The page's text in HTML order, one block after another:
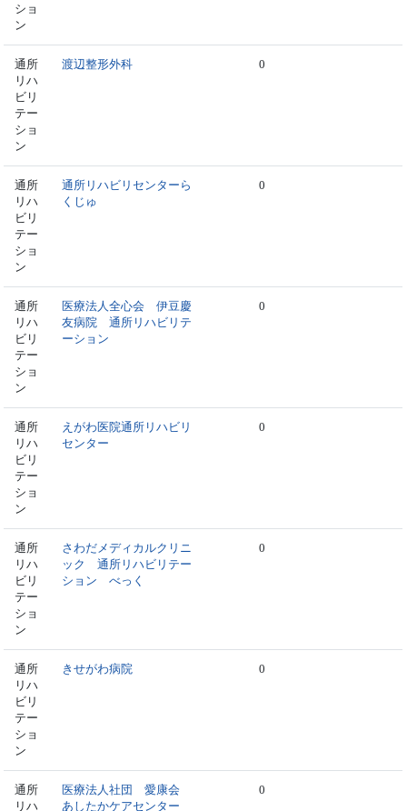
ショ
ン
通所
リハ
ビリ
テー
ショ
ン
渡辺整形外科 0
通所
リハ
ビリ
テー
ショ
ン
通所リハビリセンターら
くじゅ
0
通所
リハ
ビリ
テー
ショ
ン
医療法人全心会 伊豆慶
友病院 通所リハビリテ
ーション
0
通所
リハ
ビリ
テー
ショ
ン
えがわ医院通所リハビリ
センター
0
通所
リハ
ビリ
テー
ショ
ン
さわだメディカルクリニ
ック 通所リハビリテー
ション べっく
0
通所
リハ
ビリ
テー
ショ
ン
きせがわ病院 0
通所
リハ
医療法人社団 愛康会
あしたかケアセンター
0